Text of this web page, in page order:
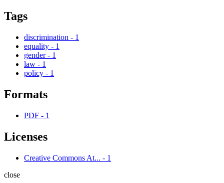
Tags
discrimination - 1
equality - 1
gender - 1
law - 1
policy - 1
Formats
PDF - 1
Licenses
Creative Commons At... - 1
close